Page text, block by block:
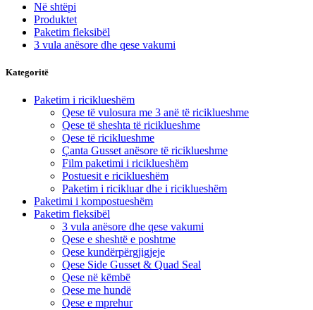
Në shtëpi
Produktet
Paketim fleksibël
3 vula anësore dhe qese vakumi
Kategoritë
Paketim i riciklueshëm
Qese të vulosura me 3 anë të riciklueshme
Qese të sheshta të riciklueshme
Qese të riciklueshme
Çanta Gusset anësore të riciklueshme
Film paketimi i riciklueshëm
Postuesit e riciklueshëm
Paketim i ricikluar dhe i riciklueshëm
Paketimi i kompostueshëm
Paketim fleksibël
3 vula anësore dhe qese vakumi
Qese e sheshtë e poshtme
Qese kundërpërgjigjeje
Qese Side Gusset & Quad Seal
Qese në këmbë
Qese me hundë
Qese e mprehur